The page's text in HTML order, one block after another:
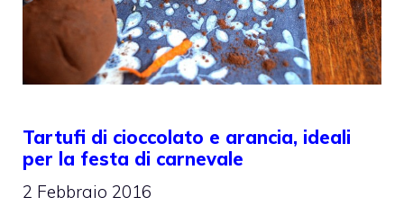
Tartufi di cioccolato e arancia, ideali
per la festa di carnevale
2 Febbraio 2016